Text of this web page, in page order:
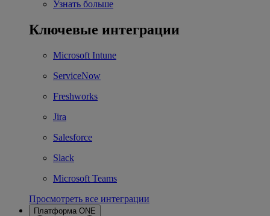
Узнать больше
Ключевые интеграции
Microsoft Intune
ServiceNow
Freshworks
Jira
Salesforce
Slack
Microsoft Teams
Просмотреть все интеграции
Платформа ONE